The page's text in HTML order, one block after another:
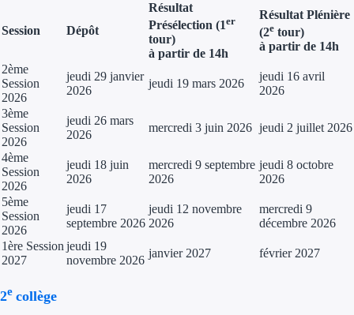
Session Dépôt
Résultat
Présélection (1er
tour)
à partir de 14h
Résultat Plénière
(2e tour)
à partir de 14h
2ème
Session
2026
jeudi 29 janvier
2026
jeudi 19 mars 2026
jeudi 16 avril
2026
3ème
Session
2026
jeudi 26 mars
2026
mercredi 3 juin 2026 jeudi 2 juillet 2026
4ème
Session
2026
jeudi 18 juin
2026
mercredi 9 septembre
2026
jeudi 8 octobre
2026
5ème
Session
2026
jeudi 17
septembre 2026
jeudi 12 novembre
2026
mercredi 9
décembre 2026
1ère Session
2027
jeudi 19
novembre 2026
janvier 2027 février 2027
2e collège